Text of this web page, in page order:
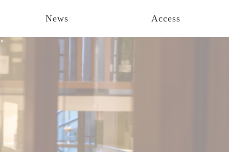
News Access